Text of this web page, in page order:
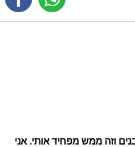
וזה ממש מפחיד אותי. אני